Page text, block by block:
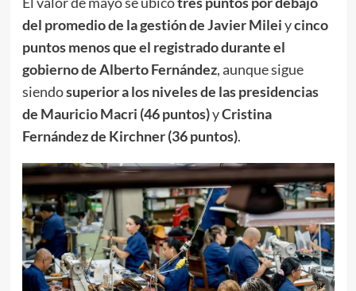
del promedio de la gestión de Javier Mileiycinco
puntos menos que el registrado durante el
gobierno de Alberto Fernández, aunque sigue
siendosuperior a los niveles de las presidencias
de Mauricio Macri (46 puntos)yCristina
Fernández de Kirchner (36 puntos).